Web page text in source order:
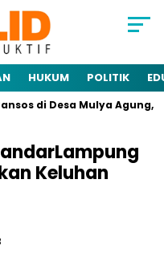
HUKUM POLITIK
di Desa Mulya Agung,
Keluhan